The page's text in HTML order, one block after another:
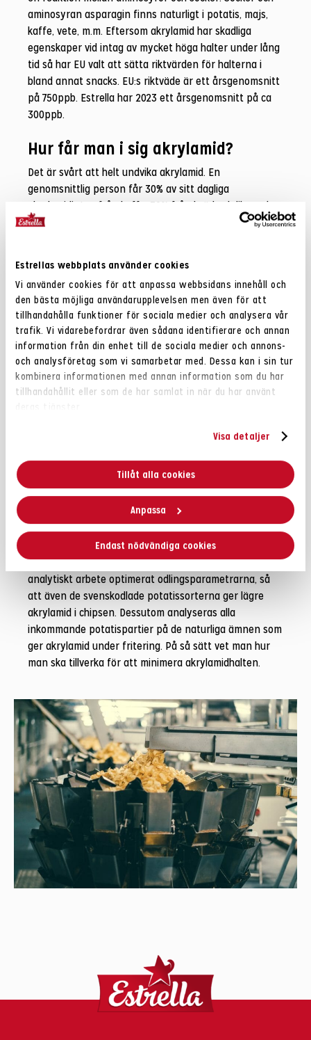
Estrellas webbplats använder cookies
Vi använder cookies för att anpassa webbsidans innehåll och
den bästa möjliga användarupplevelsen men även för att
tillhandahålla funktioner för sociala medier och analysera vår
trafik. Vi vidarebefordrar även sådana identifierare och annan
information från din enhet till de sociala medier och annons-
och analysföretag som vi samarbetar med. Dessa kan i sin tur
kombinera informationen med annan information som du har
tillhandahållit eller som de har samlat in när du har använt
Visa detaljer
Tillåt alla cookies
Anpassa
Endast nödvändiga cookies
aminosyran asparagin finns naturligt i potatis, majs,
kaffe, vete, m.m. Eftersom akrylamid har skadliga
egenskaper vid intag av mycket höga halter under lång
tid så har EU valt att sätta riktvärden för halterna i
bland annat snacks. EU:s riktväde är ett årsgenomsnitt
på 750ppb. Estrella har 2023 ett årsgenomsnitt på ca
300ppb.
Hur får man i sig akrylamid?
Det är svårt att helt undvika akrylamid. En
genomsnittlig person får 30% av sitt dagliga
akrylamidintag från kaffe; 30% från bröd och liknande;
10% från pommes frites och 10% från chips. Detta enligt
Akrylamidhalter kan variera
Potatis är en levande råvara där sockerhalten ökar
under lagringstiden, och därmed akrylamidhalten. Det
innebär att stora batch- och säsongsvariationer
förekommer. Estrella analyserar dagligen
akrylamidhalten på chips för att säkerställa godkända
nivåer och för att kunna fortsätta arbeta med att få
ner halterna.
Så har halterna reducerats i
Estrellas låga halter av akrylamid är ett resultat av flera
års forskning, analys och tekniska framsteg. Estrella
har tagit fram en egen, patenterad teknologi för att
förbehandla potatisen som utöver en unik krispighet
reducerar halterna av akrylamid i potatischipsen.
Estrellas agroavdelning har genom omfattande
analytiskt arbete optimerat odlingsparametrarna, så
att även de svenskodlade potatissorterna ger lägre
akrylamid i chipsen. Dessutom analyseras alla
inkommande potatispartier på de naturliga ämnen som
ger akrylamid under fritering. På så sätt vet man hur
man ska tillverka för att minimera akrylamidhalten.